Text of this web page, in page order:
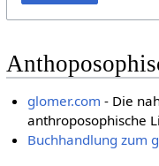
glomer.com - Die
anthroposophische
Buchhandlung zum